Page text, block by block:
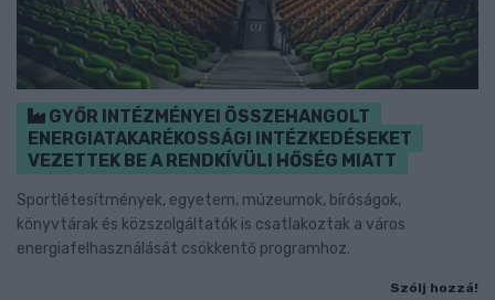
GYŐR INTÉZMÉNYEI ÖSSZEHANGOLT
ENERGIATAKARÉKOSSÁGI INTÉZKEDÉSEKET
VEZETTEK BE A RENDKÍVÜLI HŐSÉG MIATT
Sportlétesítmények, egyetem, múzeumok, bíróságok,
könyvtárak és közszolgáltatók is csatlakoztak a város
energiafelhasználását csökkentő programhoz.
Szólj hozzá!